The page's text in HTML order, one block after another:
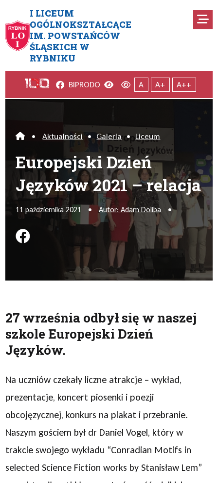
I LICEUM
OGÓLNOKSZTAŁCĄCE
IM. POWSTAŃCÓW
ŚLĄSKICH W
RYBNIKU
Europejski Dzień Języków
Facebook
BIPRODO Wersja kontrastowa
Wersja domyślna
A A+ A++
Home
• Aktualności • Galeria • Liceum
Europejski Dzień
Języków 2021 – relacja
11 października 2021 • Autor: Adam Doliba •
Podziel się na FB
27 września odbył się w naszej
szkole Europejski Dzień
Języków.
Na uczniów czekały liczne atrakcje – wykład,
prezentacje, koncert piosenki i poezji
obcojęzycznej, konkurs na plakat i przebranie.
Naszym gościem był dr Daniel Vogel, który w
trakcie swojego wykładu “Conradian Motifs in
selected Science Fiction works by Stanisław Lem”